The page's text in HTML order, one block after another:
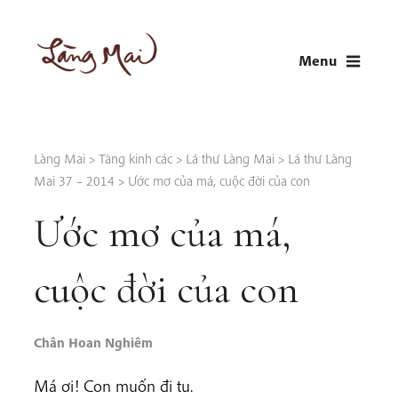
content
Menu
Làng Mai > Tàng kinh các > Lá thư Làng Mai > Lá thư Làng
Mai 37 – 2014 > Ước mơ của má, cuộc đời của con
Ước mơ của má,
cuộc đời của con
Chân Hoan Nghiêm
Má ơi! Con muốn đi tu.